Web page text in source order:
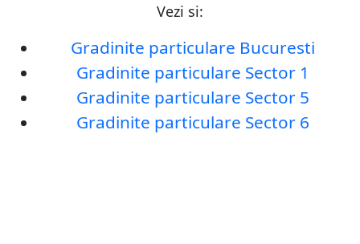
Vezi si:
Gradinite particulare Bucuresti
Gradinite particulare Sector 1
Gradinite particulare Sector 5
Gradinite particulare Sector 6